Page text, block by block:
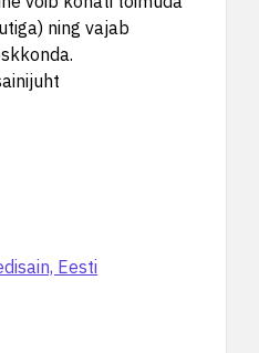
ning vajab
Eesti